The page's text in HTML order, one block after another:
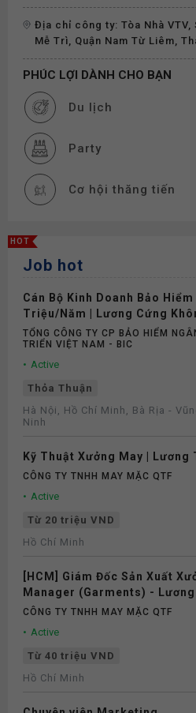
Địa chỉ công ty: Tòa Nhà VTV,
Mễ Trì, Quận Nam Từ Liêm,
PHÚC LỢI DÀNH CHO BẠN
Du lịch
Party
Cơ hội thăng tiến
Thưởng
Phụ cấp
Nghỉ phép
Bảo hiểm
HOT
Job hot
Cán Bộ Kinh Doanh Bảo
Triệu/Năm | Lương Cứng
Số
TỔNG CÔNG TY CP BẢO HIỂM
TRIỂN VIỆT NAM - BIC
Active
Thỏa Thuận
Hà Nội, Hồ Chí Minh, Bà Rịa -
Ninh
Kỹ Thuật Xưởng May | Lương
CÔNG TY TNHH MAY MẶC QTF
Active
Từ 20 triệu VND
Hồ Chí Minh
[HCM] Giám Đốc Sản Xuất
Manager (Garments) -
CÔNG TY TNHH MAY MẶC QTF
Active
Từ 40 triệu VND
Hồ Chí Minh